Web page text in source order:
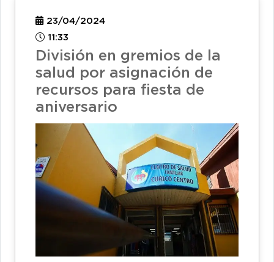
23/04/2024
11:33
División en gremios de la
salud por asignación de
recursos para fiesta de
aniversario